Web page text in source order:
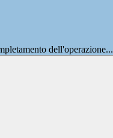
dell'operazione...